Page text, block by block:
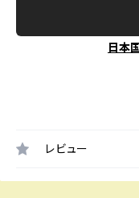
日本
レビュー